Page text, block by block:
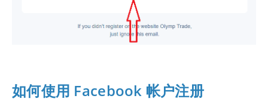
如何使用 Facebook 帐户注册